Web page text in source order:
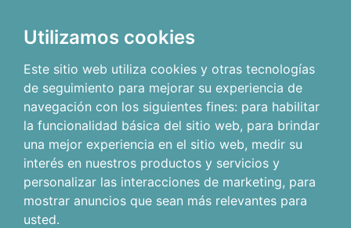
Utilizamos cookies
Este sitio web utiliza cookies y otras tecnologías
de seguimiento para mejorar su experiencia de
navegación con los siguientes fines: para habilitar
la funcionalidad básica del sitio web, para brindar
una mejor experiencia en el sitio web, medir su
interés en nuestros productos y servicios y
personalizar las interacciones de marketing, para
mostrar anuncios que sean más relevantes para
usted.